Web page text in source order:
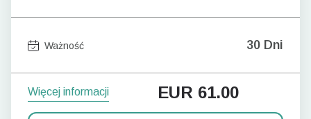
Ważność 30 Dni
Więcej informacji EUR 61.00